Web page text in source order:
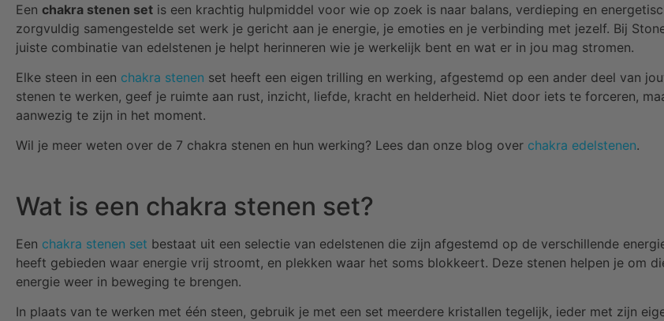
Een chakra stenen set is een krachtig hulpmiddel voor wie op zoek is naar balans, verdieping en
zorgvuldig samengestelde set werk je gericht aan je energie, je emoties en je verbinding met jezelf. Bij
juiste combinatie van edelstenen je helpt herinneren wie je werkelijk bent en wat er in jou mag stromen.
Elke steen in een chakra stenen set heeft een eigen trilling en werking, afgestemd op een ander deel van
stenen te werken, geef je ruimte aan rust, inzicht, liefde, kracht en helderheid. Niet door iets te forceren,
aanwezig te zijn in het moment.
Wil je meer weten over de 7 chakra stenen en hun werking? Lees dan onze blog over chakra edelstenen.
Wat is een chakra stenen set?
Een chakra stenen set bestaat uit een selectie van edelstenen die zijn afgestemd op de verschillende
heeft gebieden waar energie vrij stroomt, en plekken waar het soms blokkeert. Deze stenen helpen je om
energie weer in beweging te brengen.
In plaats van te werken met één steen, gebruik je met een set meerdere kristallen tegelijk, ieder met zijn